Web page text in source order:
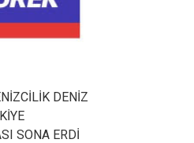
DENİZ
SONA ERDİ